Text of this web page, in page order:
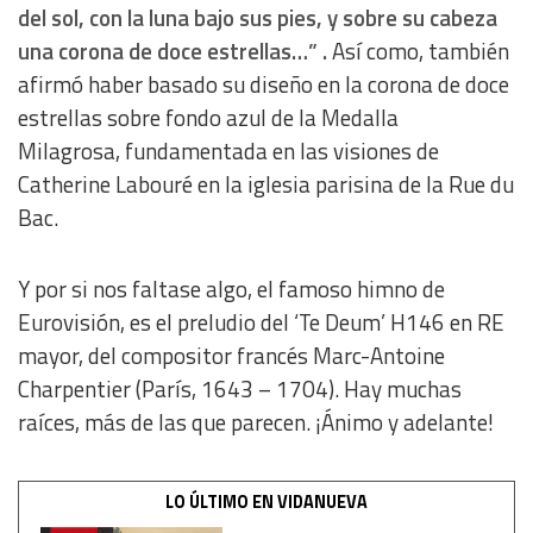
del sol, con la luna bajo sus pies, y sobre su cabeza
una corona de doce estrellas…” .Así como, también
afirmó haber basado su diseño en la corona de doce
estrellas sobre fondo azul de la Medalla
Milagrosa, fundamentada en las visiones de
Catherine Labouré en la iglesia parisina de la Rue du
Bac.
Y por si nos faltase algo, el famoso himno de
Eurovisión, es el preludio del ‘Te Deum’ H146 en RE
mayor, del compositor francés Marc-Antoine
Charpentier (París, 1643 – 1704). Hay muchas
raíces, más de las que parecen. ¡Ánimo y adelante!
LO ÚLTIMO EN VIDANUEVA
Use profiles to select personalised content
Measure advertising performance
Measure content performance
Understand audiences through statistics or combinations
Develop and improve services
Use limited data to select content
Use precise geolocation data